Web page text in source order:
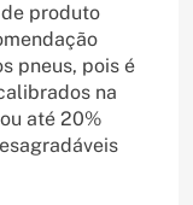
produto
pneus, pois é
na
até 20%